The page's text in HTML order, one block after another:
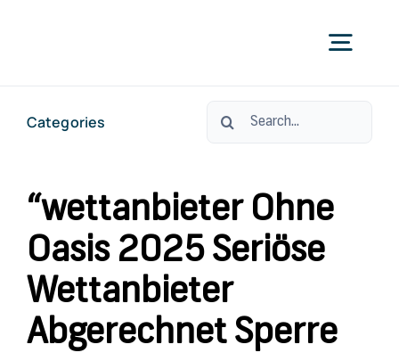
Categories
“wettanbieter Ohne
Oasis 2025 Seriöse
Wettanbieter
Abgerechnet Sperre